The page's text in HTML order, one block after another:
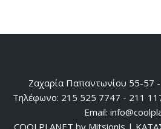
Ζαχαρία Παπαντωνίου 55-57
Τηλέφωνο: 215 525 7747 - 211
Email: